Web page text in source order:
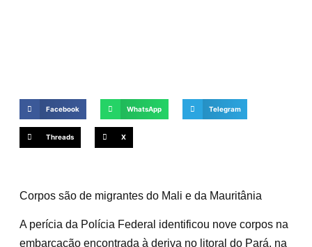
Facebook WhatsApp Telegram
Threads X
Corpos são de migrantes do Mali e da Mauritânia
A perícia da Polícia Federal identificou nove corpos na
embarcação encontrada à deriva no litoral do Pará, na